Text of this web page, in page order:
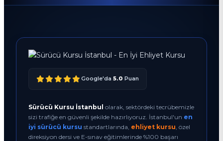
Google'da 5.0 Puan
Sürücü Kursu İstanbul olarak, sektördeki tecrübemizle
sizi trafiğe en güvenli şekilde hazırlıyoruz. İstanbul'un en
iyi sürücü kursu standartlarında, ehliyet kursu , özel
direksiyon dersi ve E-sınav eğitimlerinde %100 başarı